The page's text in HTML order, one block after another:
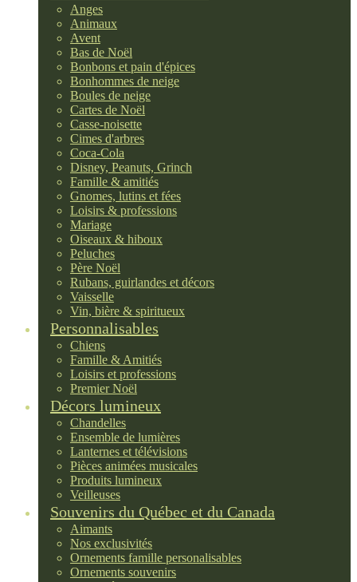
Anges
Animaux
Avent
Bas de Noël
Bonbons et pain d'épices
Bonhommes de neige
Boules de neige
Cartes de Noël
Casse-noisette
Cimes d'arbres
Coca-Cola
Disney, Peanuts, Grinch
Famille & amitiés
Gnomes, lutins et fées
Loisirs & professions
Mariage
Oiseaux & hiboux
Peluches
Père Noël
Rubans, guirlandes et décors
Vaisselle
Vin, bière & spiritueux
Personnalisables
Chiens
Famille & Amitiés
Loisirs et professions
Premier Noël
Décors lumineux
Chandelles
Ensemble de lumières
Lanternes et télévisions
Pièces animées musicales
Produits lumineux
Veilleuses
Souvenirs du Québec et du Canada
Aimants
Nos exclusivités
Ornements famille personalisables
Ornements souvenirs